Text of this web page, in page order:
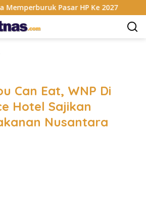
Pasar HP Ke 2027
Can Eat, WNP Di
Hotel Sajikan
Nusantara